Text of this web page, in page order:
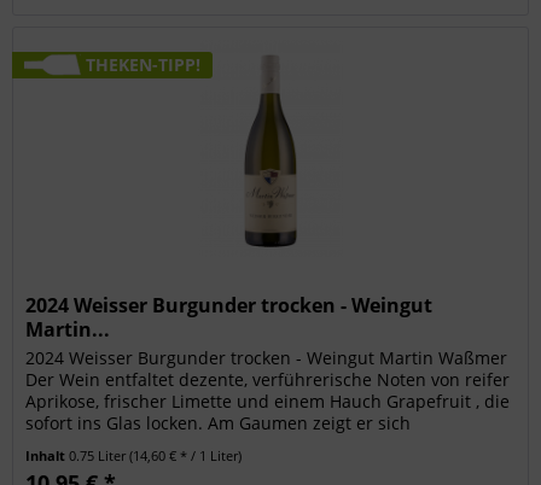
THEKEN-TIPP!
2024 Weisser Burgunder trocken - Weingut
Martin...
2024 Weisser Burgunder trocken - Weingut Martin Waßmer
Der Wein entfaltet dezente, verführerische Noten von reifer
Aprikose, frischer Limette und einem Hauch Grapefruit , die
sofort ins Glas locken. Am Gaumen zeigt er sich
Inhalt0.75 Liter(14,60 € * / 1 Liter)